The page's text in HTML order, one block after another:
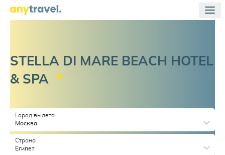
STELLA DI MARE BEACH HOTEL
& SPA
Город вылета
Москва
Страна
Египет